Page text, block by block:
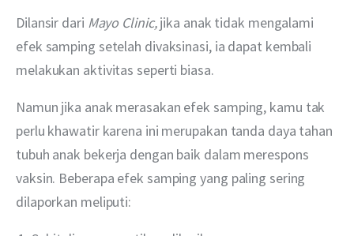
Dilansir dari Mayo Clinic, jika anak tidak mengalami
efek samping setelah divaksinasi, ia dapat kembali
melakukan aktivitas seperti biasa.
Namun jika anak merasakan efek samping, kamu tak
perlu khawatir karena ini merupakan tanda daya tahan
tubuh anak bekerja dengan baik dalam merespons
vaksin. Beberapa efek samping yang paling sering
dilaporkan meliputi: